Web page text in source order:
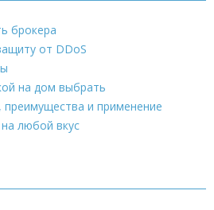
брокера
от DDoS
на дом выбрать
и применение
любой вкус